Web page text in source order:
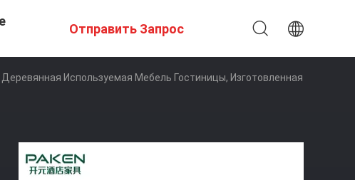
Отправить Запрос
Используемая Мебель Гостиницы, Изготовленная